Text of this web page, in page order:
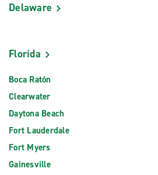
Delaware
Florida
Boca Ratón
Clearwater
Daytona Beach
Fort Lauderdale
Fort Myers
Gainesville